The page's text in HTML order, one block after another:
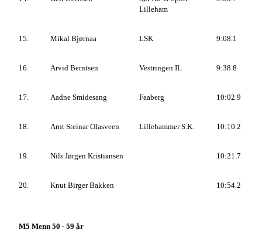
Lilleham
15. Mikal Bjørnaa LSK 9:08.1
16. Arvid Berntsen Vestringen IL 9:38.8
17. Aadne Smidesang Faaberg 10:02.9
18. Arnt Steinar Olasveen Lillehammer S.K. 10:10.2
19. Nils Jørgen Kristiansen 10:21.7
20. Knut Birger Bakken 10:54.2
M5 Menn 50 - 59 år